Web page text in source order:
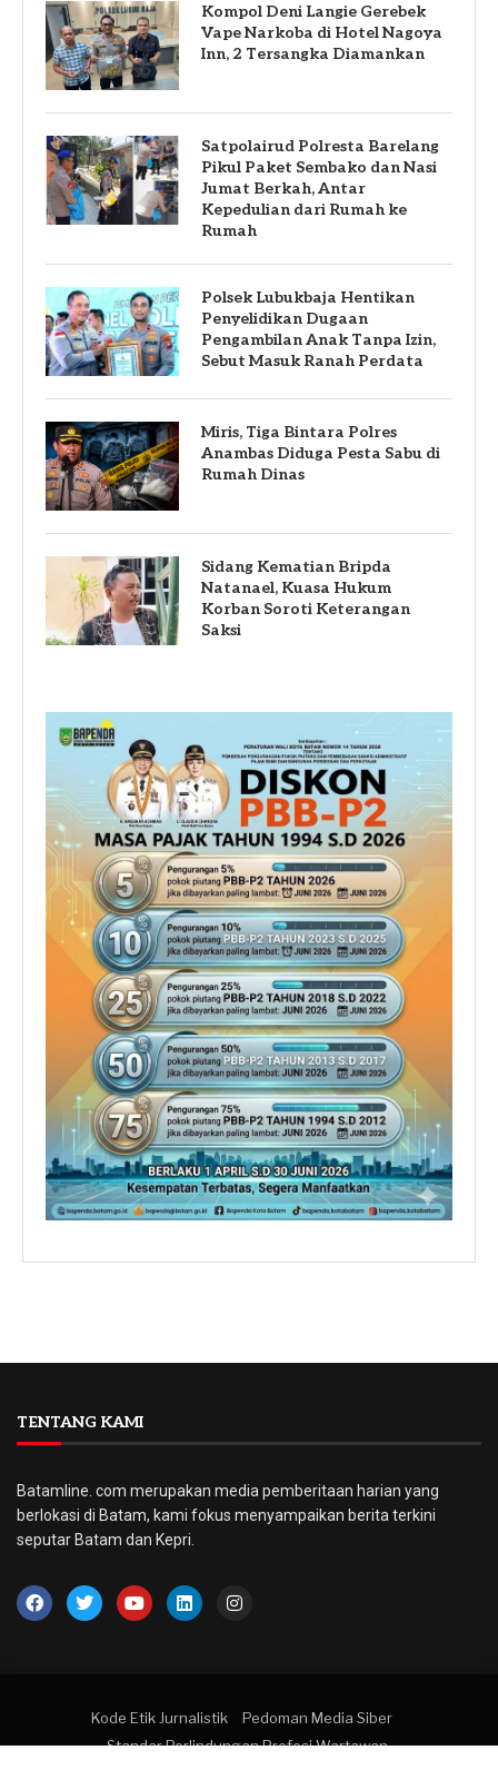
Kompol Deni Langie Gerebek
Vape Narkoba di Hotel Nagoya
Inn, 2 Tersangka Diamankan
Satpolairud Polresta Barelang
Pikul Paket Sembako dan Nasi
Jumat Berkah, Antar
Kepedulian dari Rumah ke
Rumah
Polsek Lubukbaja Hentikan
Penyelidikan Dugaan
Pengambilan Anak Tanpa Izin,
Sebut Masuk Ranah Perdata
Miris, Tiga Bintara Polres
Anambas Diduga Pesta Sabu di
Rumah Dinas
Sidang Kematian Bripda
Natanael, Kuasa Hukum
Korban Soroti Keterangan
Saksi
TENTANG KAMI
Batamline. com merupakan media pemberitaan harian yang
berlokasi di Batam, kami fokus menyampaikan berita terkini
seputar Batam dan Kepri.
Kode Etik Jurnalistik
Pedoman Media Siber
Standar Perlindungan Profesi Wartawan